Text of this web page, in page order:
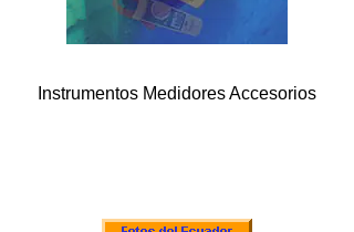
Instrumentos Medidores Accesorios